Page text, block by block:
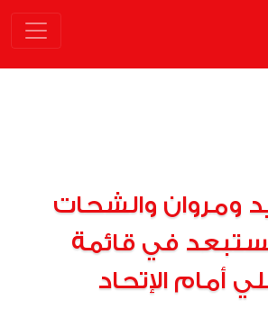
ومروان والشحات
في قائمة
أمام الإتحاد